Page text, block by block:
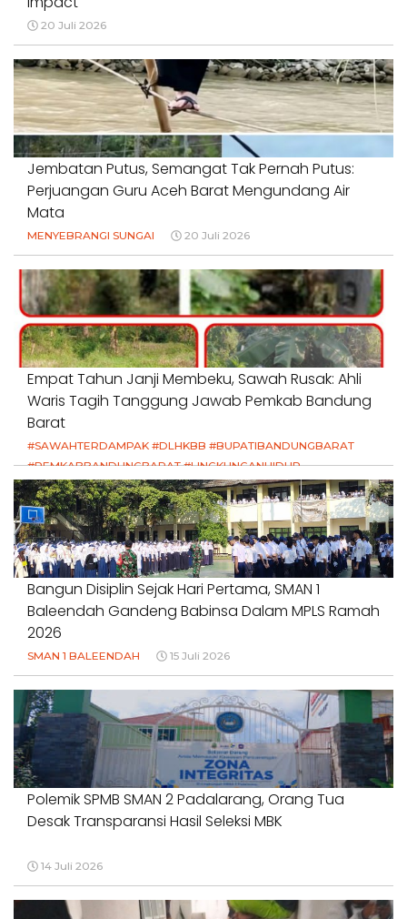
20 Juli 2026
Jembatan Putus, Semangat Tak Pernah Putus:
Perjuangan Guru Aceh Barat Mengundang Air
Mata
MENYEBRANGI SUNGAI 20 Juli 2026
Empat Tahun Janji Membeku, Sawah Rusak: Ahli
Waris Tagih Tanggung Jawab Pemkab Bandung
Barat
#SAWAHTERDAMPAK #DLHKBB #BUPATIBANDUNGBARAT
#PEMKABBANDUNGBARAT #LINGKUNGANHIDUP
#HAKPETANI #KEADILANUNTUKPETANI
#NORMALISASISALURAN #IRIGASIRUSAK
#DUGAANPENCEMARAN #AKUNTABILITASPEMERINTAH
18 Juli 2026
Bangun Disiplin Sejak Hari Pertama, SMAN 1
Baleendah Gandeng Babinsa Dalam MPLS Ramah
2026
SMAN 1 BALEENDAH 15 Juli 2026
Polemik SPMB SMAN 2 Padalarang, Orang Tua
Desak Transparansi Hasil Seleksi MBK
14 Juli 2026